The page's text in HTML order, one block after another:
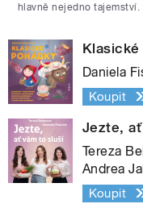
hlavně nejedno tajemství.
Daniela
Koupit
Jezte,
Tereza
Andrea
Koupit